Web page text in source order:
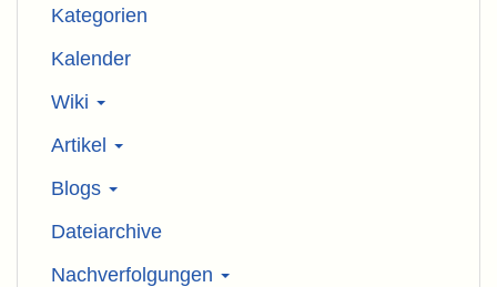
Kategorien
Kalender
Wiki
Artikel
Blogs
Dateiarchive
Nachverfolgungen